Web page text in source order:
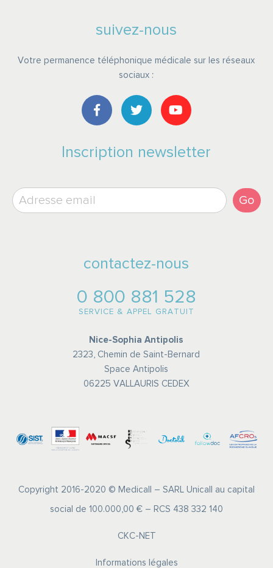
suivez-nous
Votre permanence téléphonique médicale sur les réseaux
sociaux :
Inscription newsletter
Go
contactez-nous
0 800 881 528
SERVICE & APPEL GRATUIT
Nice-Sophia Antipolis
2323, Chemin de Saint-Bernard
Space Antipolis
06225 VALLAURIS CEDEX
Copyright 2016-2020 © Medicall – SARL Unicall au capital
social de 100.000,00 € – RCS 438 332 140
CKC-NET
Informations légales